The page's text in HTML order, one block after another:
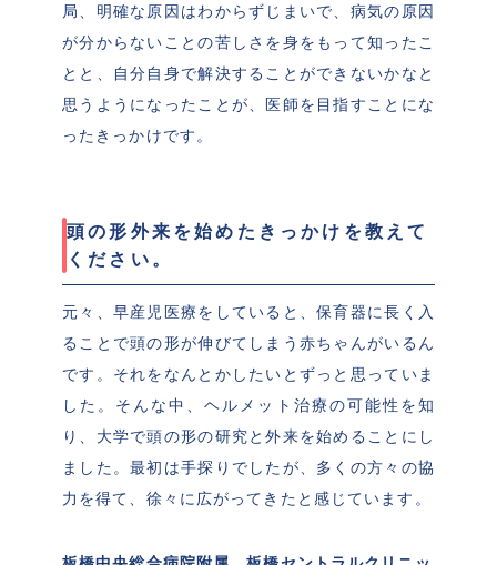
局、明確な原因はわからずじまいで、病気の原因
が分からないことの苦しさを身をもって知ったこ
とと、自分自身で解決することができないかなと
思うようになったことが、医師を目指すことにな
ったきっかけです。
頭の形外来を始めたきっかけを教えて
ください。
元々、早産児医療をしていると、保育器に長く入
ることで頭の形が伸びてしまう赤ちゃんがいるん
です。それをなんとかしたいとずっと思っていま
した。そんな中、ヘルメット治療の可能性を知
り、大学で頭の形の研究と外来を始めることにし
ました。最初は手探りでしたが、多くの方々の協
力を得て、徐々に広がってきたと感じています。